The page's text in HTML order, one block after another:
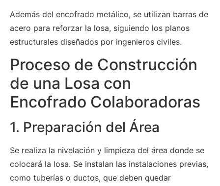
Además del encofrado metálico, se utilizan barras de
acero para reforzar la losa, siguiendo los planos
estructurales diseñados por ingenieros civiles.
Proceso de Construcción
de una Losa con
Encofrado Colaboradoras
1. Preparación del Área
Se realiza la nivelación y limpieza del área donde se
colocará la losa. Se instalan las instalaciones previas,
como tuberías o ductos, que deben quedar